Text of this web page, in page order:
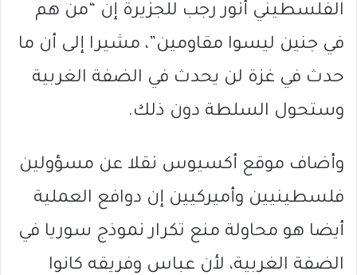
الفلسطيني أنور رجب للجزيرة إن “من هم
في جنين ليسوا مقاومين”، مشيرا إلى أن ما
حدث في غزة لن يحدث في الضفة الغربية
وستحول السلطة دون ذلك.
وأضاف موقع أكسيوس نقلا عن مسؤولين
فلسطينيين وأميركيين إن دوافع العملية
أيضا هو محاولة منع تكرار نموذج سوريا في
الضفة الغربية، لأن عباس وفريقه كانوا